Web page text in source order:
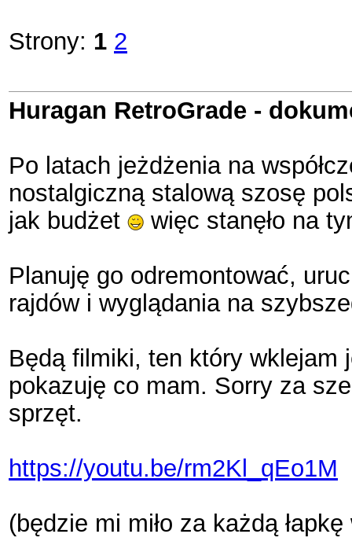
Strony: 1 2
Huragan RetroGrade -
Po latach jeżdżenia na
nostalgiczną stalową szosę
jak budżet
więc stanęło na
Planuję go odremontować,
rajdów i wyglądania na
Będą filmiki, ten który wklejam
pokazuję co mam. Sorry za
sprzęt.
https://youtu.be/rm2Kl_qEo1M
(będzie mi miło za każdą